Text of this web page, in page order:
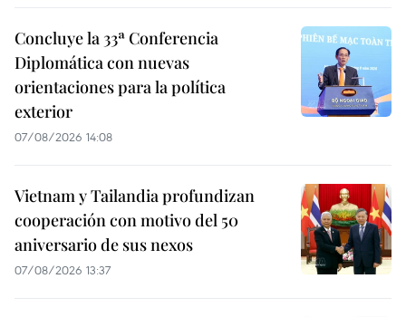
Concluye la 33ª Conferencia
Diplomática con nuevas
orientaciones para la política
exterior
07/08/2026 14:08
Vietnam y Tailandia profundizan
cooperación con motivo del 50
aniversario de sus nexos
07/08/2026 13:37